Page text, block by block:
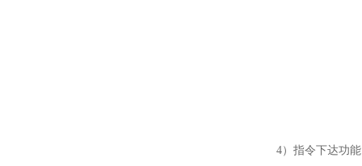
4）指令下达功